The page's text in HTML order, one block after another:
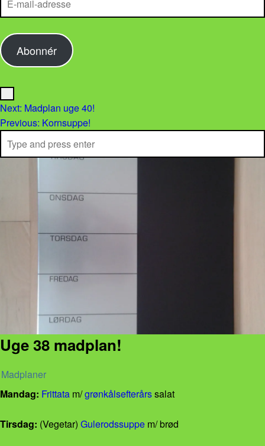
Abonnér
Post navigation
Next: Madplan uge 40!
Previous: Kornsuppe!
Search
Uge 38 madplan!
Madplaner
Mandag: Frittata m/grønkålsefterårssalat
Tirsdag: (Vegetar) Gulerodssuppe m/ brød